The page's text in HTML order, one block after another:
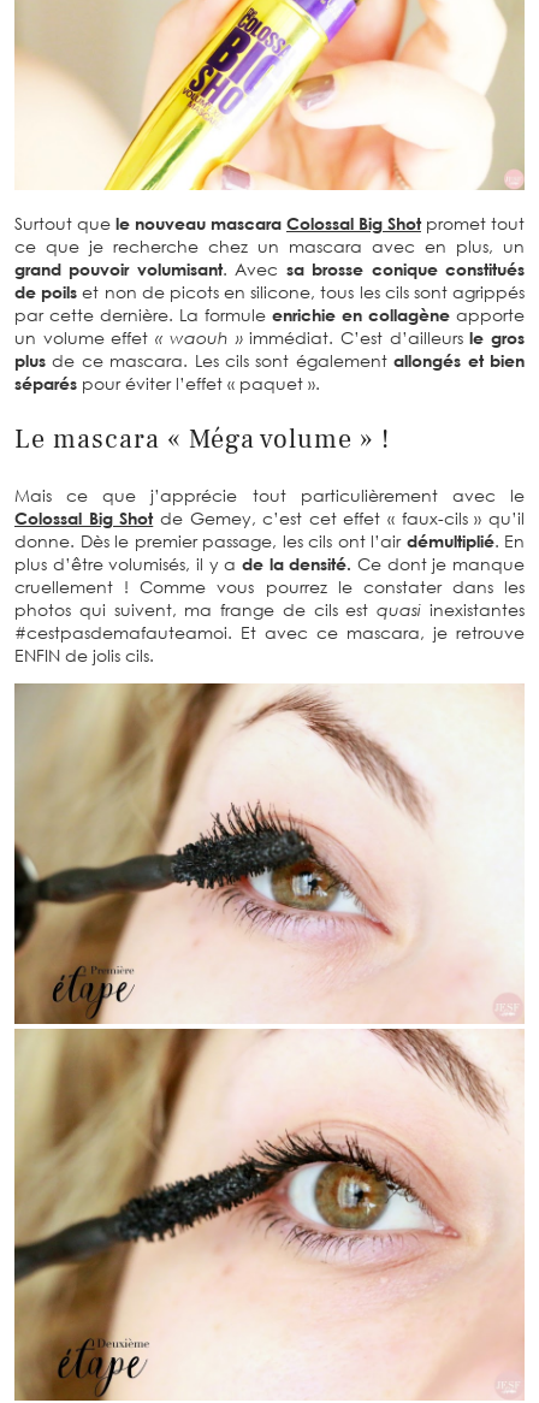
Surtout que le nouveau mascara Colossal Big Shotpromet tout
ce que je recherche chez un mascara avec en plus, un
grand pouvoir volumisant. Avec sa brosse conique constitués
de poils et non de picots en silicone, tous les cils sont agrippés
par cette dernière. La formule enrichie en collagène apporte
un volume effet« waouh »immédiat. C’est d’ailleursle gros
plus de ce mascara. Les cils sont égalementallongés et bien
séparés pour éviter l’effet « paquet ».
Le mascara « Méga volume » !
Mais ce que j’apprécie tout particulièrement avec le
Colossal Big Shotde Gemey, c’est cet effet « faux-cils » qu’il
donne. Dès le premier passage, les cils ont l’air démultiplié. En
plus d’être volumisés, il y a de la densité. Ce dont je manque
cruellement ! Comme vous pourrez le constater dans les
photos qui suivent, ma frange de cils estquasi inexistantes
#cestpasdemafauteamoi. Et avec ce mascara, je retrouve
ENFIN de jolis cils.